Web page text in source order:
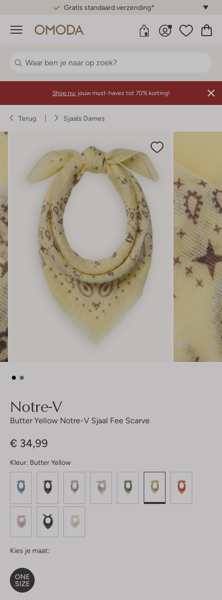
Gratis standaard verzending*
Menu
Shop nu: jouw must-haves tot 70% korting!
Terug Sjaals Dames
Notre-V
Butter Yellow Notre-V Sjaal Fee Scarve
€ 34,99
Kleur: Butter Yellow
Kies je maat:
ONE
SIZE